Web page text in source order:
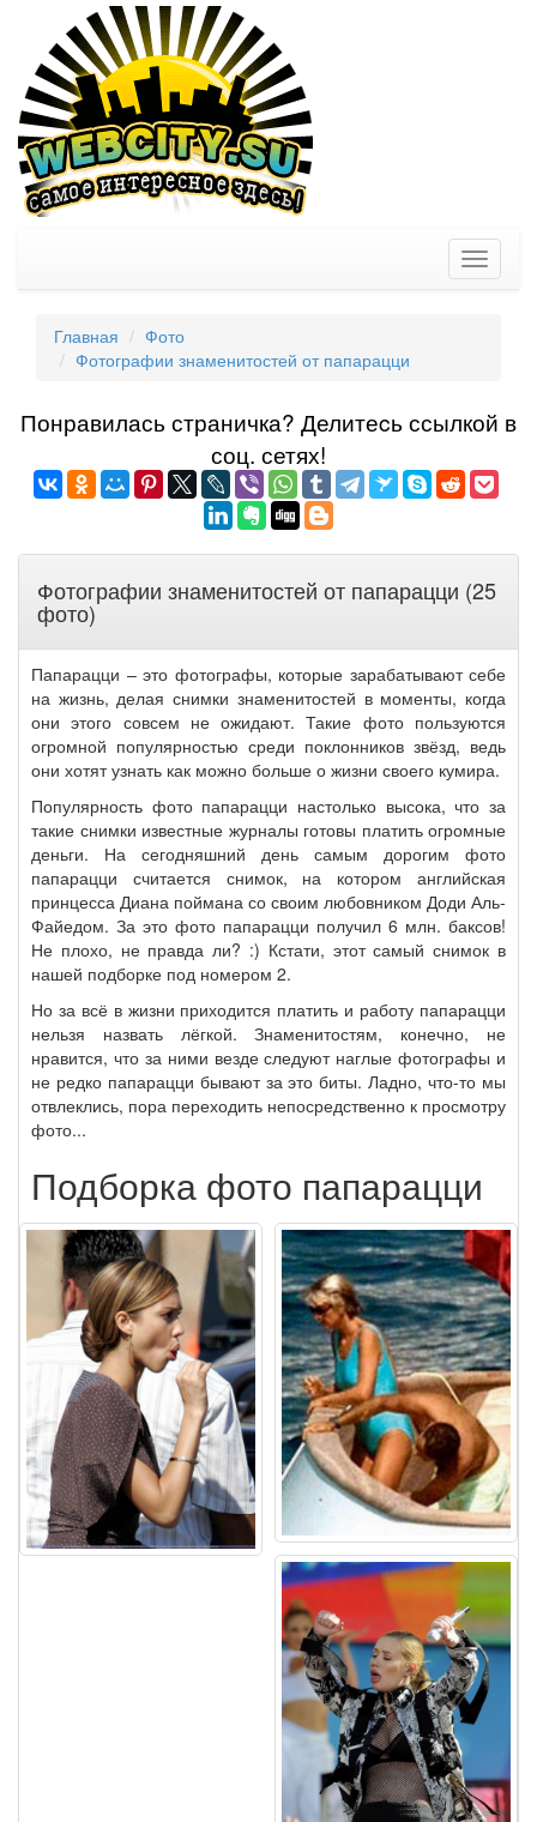
Toggle
Главная
Фото
Фотографии знаменитостей от папарацци
Понравилась страничка? Делитеcь ссылкой в
соц. сетях!
Фотографии знаменитостей от папарацци (25
фото)
Папарацци – это фотографы, которые зарабатывают себе
на жизнь, делая снимки знаменитостей в моменты, когда
они этого совсем не ожидают. Такие фото пользуются
огромной популярностью среди поклонников звёзд, ведь
они хотят узнать как можно больше о жизни своего кумира.
Популярность фото папарацци настолько высока, что за
такие снимки известные журналы готовы платить огромные
деньги. На сегодняшний день самым дорогим фото
папарацци считается снимок, на котором английская
принцесса Диана поймана со своим любовником Доди Аль-
Файедом. За это фото папарацци получил 6 млн. баксов!
Не плохо, не правда ли? :) Кстати, этот самый снимок в
нашей подборке под номером 2.
Но за всё в жизни приходится платить и работу папарацци
нельзя назвать лёгкой. Знаменитостям, конечно, не
нравится, что за ними везде следуют наглые фотографы и
не редко папарацци бывают за это биты. Ладно, что-то мы
отвлеклись, пора переходить непосредственно к просмотру
фото...
Подборка фото папарацци